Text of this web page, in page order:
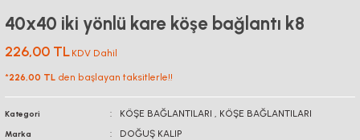
40x40 iki yönlü kare köşe bağlantı k8
226,00 TL KDV Dahil
*226,00 TL den başlayan taksitlerle!!
Kategori KÖŞE BAĞLANTILARI , KÖŞE BAĞLANTILARI
Marka DOĞUŞ KALIP